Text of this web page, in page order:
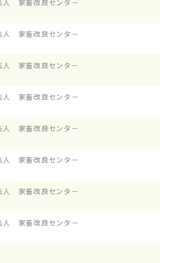
政法人 家畜改良センタ
政法人 家畜改良センタ
政法人 家畜改良センタ
政法人 家畜改良センタ
政法人 家畜改良センタ
政法人 家畜改良センタ
政法人 家畜改良センタ
藤